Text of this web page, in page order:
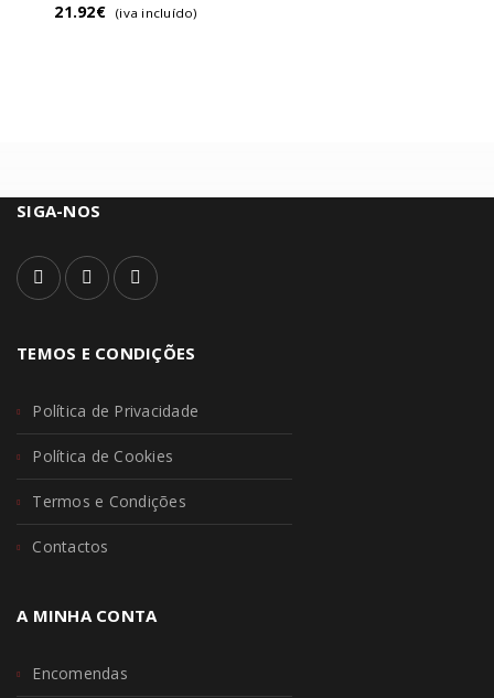
21.92€ (iva incluído)
SIGA-NOS
TEMOS E CONDIÇÕES
Política de Privacidade
Política de Cookies
Termos e Condições
Contactos
A MINHA CONTA
Encomendas